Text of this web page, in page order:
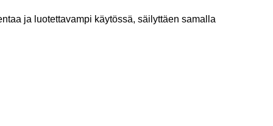
ja luotettavampi käytössä, säilyttäen samalla